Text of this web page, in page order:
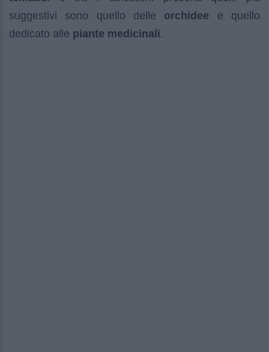
suggestivi sono quello delle orchidee e quello
dedicato alle piante medicinali.